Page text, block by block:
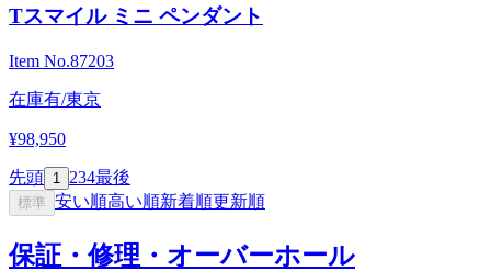
Tスマイル ミニ ペンダント
Item No.87203
在庫有/東京
¥98,950
先頭 1 234最後
標準 安い順高い順新着順更新順
保証・修理・オーバーホール